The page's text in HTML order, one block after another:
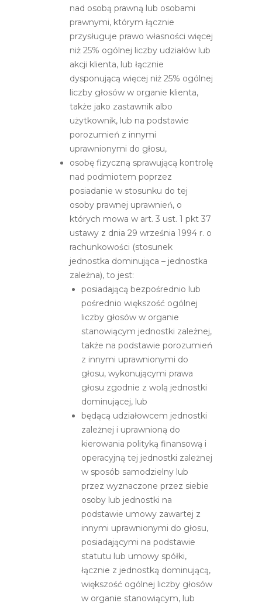
nad osobą prawną lub osobami
prawnymi, którym łącznie
przysługuje prawo własności więcej
niż 25% ogólnej liczby udziałów lub
akcji klienta, lub łącznie
dysponującą więcej niż 25% ogólnej
liczby głosów w organie klienta,
także jako zastawnik albo
użytkownik, lub na podstawie
porozumień z innymi
uprawnionymi do głosu,
osobę fizyczną sprawującą kontrolę
nad podmiotem poprzez
posiadanie w stosunku do tej
osoby prawnej uprawnień, o
których mowa w art. 3 ust. 1 pkt 37
ustawy z dnia 29 września 1994 r. o
rachunkowości (stosunek
jednostka dominująca – jednostka
zależna), to jest:
posiadającą bezpośrednio lub
pośrednio większość ogólnej
liczby głosów w organie
stanowiącym jednostki zależnej,
także na podstawie porozumień
z innymi uprawnionymi do
głosu, wykonującymi prawa
głosu zgodnie z wolą jednostki
dominującej, lub
będącą udziałowcem jednostki
zależnej i uprawnioną do
kierowania polityką finansową i
operacyjną tej jednostki zależnej
w sposób samodzielny lub
przez wyznaczone przez siebie
osoby lub jednostki na
podstawie umowy zawartej z
innymi uprawnionymi do głosu,
posiadającymi na podstawie
statutu lub umowy spółki,
łącznie z jednostką dominującą,
większość ogólnej liczby głosów
w organie stanowiącym, lub